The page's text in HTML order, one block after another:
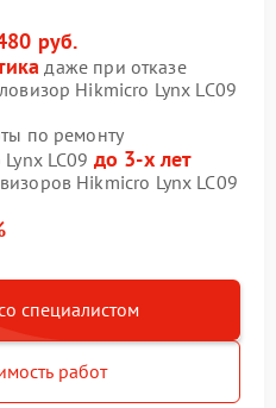
руб.
даже при отказе
Hikmicro Lynx LC09
по ремонту
LC09 до 3-х лет
Hikmicro Lynx LC09
специалистом
работ